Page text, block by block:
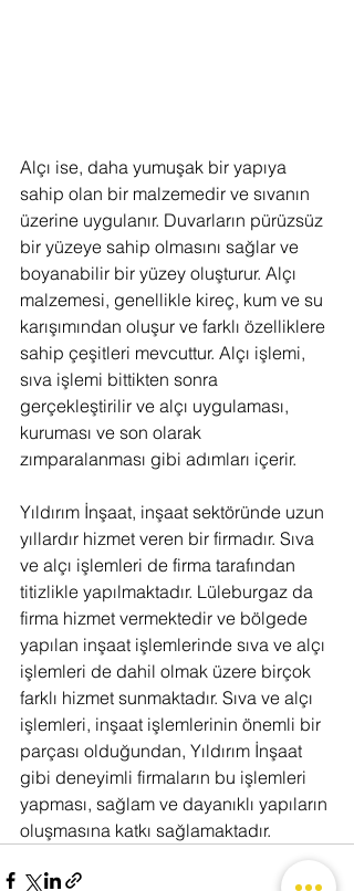
Alçı ise, daha yumuşak bir yapıya
sahip olan bir malzemedir ve sıvanın
üzerine uygulanır. Duvarların pürüzsüz
bir yüzeye sahip olmasını sağlar ve
boyanabilir bir yüzey oluşturur. Alçı
malzemesi, genellikle kireç, kum ve su
karışımından oluşur ve farklı özelliklere
sahip çeşitleri mevcuttur. Alçı işlemi,
sıva işlemi bittikten sonra
gerçekleştirilir ve alçı uygulaması,
kuruması ve son olarak
zımparalanması gibi adımları içerir.
Yıldırım İnşaat, inşaat sektöründe uzun
yıllardır hizmet veren bir firmadır. Sıva
ve alçı işlemleri de firma tarafından
titizlikle yapılmaktadır. Lüleburgaz da
firma hizmet vermektedir ve bölgede
yapılan inşaat işlemlerinde sıva ve alçı
işlemleri de dahil olmak üzere birçok
farklı hizmet sunmaktadır. Sıva ve alçı
işlemleri, inşaat işlemlerinin önemli bir
parçası olduğundan, Yıldırım İnşaat
gibi deneyimli firmaların bu işlemleri
yapması, sağlam ve dayanıklı yapıların
oluşmasına katkı sağlamaktadır.